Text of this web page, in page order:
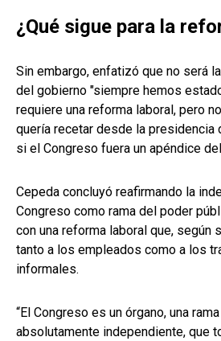
¿Qué sigue para la
Sin embargo, enfatizó que no será
del gobierno "siempre hemos
requiere una reforma laboral, pero
quería recetar desde la presidencia
si el Congreso fuera un apéndice
Cepeda concluyó reafirmando la
Congreso como rama del poder
con una reforma laboral que, según
tanto a los empleados como a los
informales.
“El Congreso es un órgano, una
absolutamente independiente, que